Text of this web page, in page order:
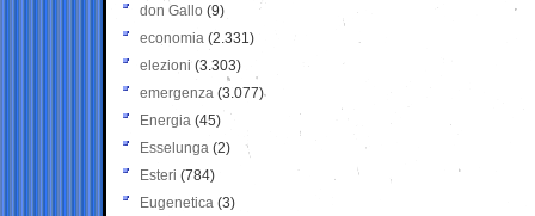
don Gallo (9)
economia (2.331)
elezioni (3.303)
emergenza (3.077)
Energia (45)
Esselunga (2)
Esteri (784)
Eugenetica (3)